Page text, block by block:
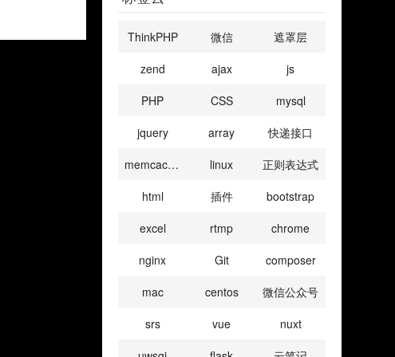
ThinkPHP 微信
遮罩层
zend
ajax
js
PHP
CSS
mysql
jquery
array
快递接口
memcached
linux
正则表达式
html
插件
bootstrap
excel
rtmp
chrome
nginx
Git
composer
mac
centos
微信公众号
srs
vue
nuxt